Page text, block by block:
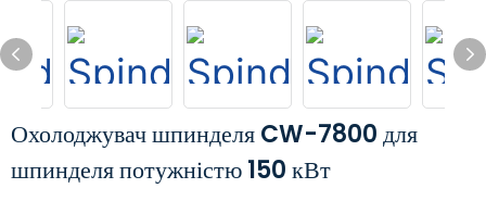
Охолоджувач шпинделя CW-7800 для
шпинделя потужністю 150 кВт